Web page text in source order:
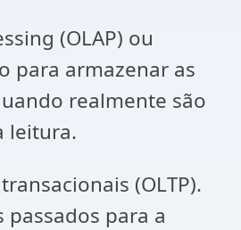
(OLAP) ou
para armazenar as
realmente são
leitura.
(OLTP).
para a